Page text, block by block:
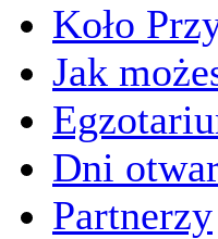
Koło
Jak
Dni
Partnerzy